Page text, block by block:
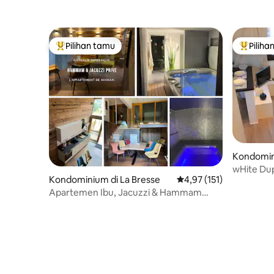
Pilihan tamu terpopuler
Pilihan tamu
Kondominium di La Bresse Nilai rata-rata 4,97 dari
4,97 (151)
Apartemen Ibu, Jacuzzi & Hammam
Pilihan
wHite